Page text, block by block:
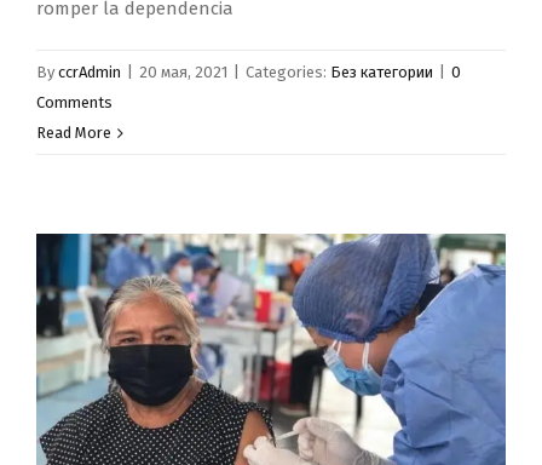
romper la dependencia
By ccrAdmin 20 мая, 2021 Categories: Без категории
0
Comments
Read More